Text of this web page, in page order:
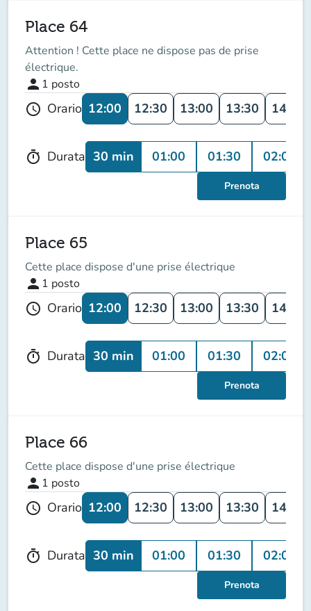
Place 64
Attention ! Cette place ne dispose pas de prise
électrique.
person 1 posto
schedule Orario 12:00 12:30 13:00 13:30 14:00
timer Durata 30 min 01:00 01:30 02:00
Prenota
Place 65
Cette place dispose d'une prise électrique
person 1 posto
schedule Orario 12:00 12:30 13:00 13:30 14:00
timer Durata 30 min 01:00 01:30 02:00
Prenota
Place 66
Cette place dispose d'une prise électrique
person 1 posto
schedule Orario 12:00 12:30 13:00 13:30 14:00
timer Durata 30 min 01:00 01:30 02:00
Prenota